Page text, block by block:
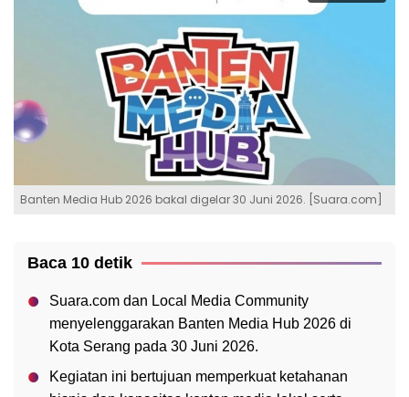
Banten Media Hub 2026 bakal digelar 30 Juni 2026. [Suara.com]
Baca 10 detik
Suara.com dan Local Media Community
menyelenggarakan Banten Media Hub 2026 di
Kota Serang pada 30 Juni 2026.
Kegiatan ini bertujuan memperkuat ketahanan